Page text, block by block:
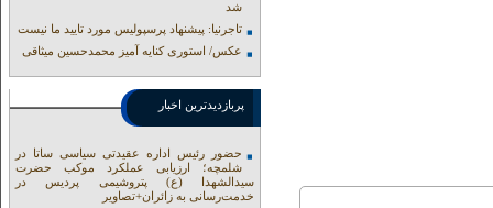
شد
تاجرنیا: پیشنهاد پرسپولیس مورد تایید ما نیست
عکس/ استوری کنایه آمیز محمدحسین میثاقی
پربازدیدترین اخبار
حضور رئیس اداره عقیدتی سیاسی ساتا در
شلمچه؛ ارزیابی عملکرد موکب حضرت
سیدالشهدا (ع) پتروشیمی پردیس در
خدمت‌رسانی به زائران+تصاویر